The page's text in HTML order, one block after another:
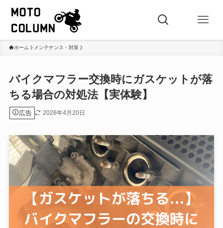
ホーム メンテナンス・対策
バイクマフラー交換時にガスケットが落
ちる場合の対処法【実体験】
広告 2026年4月20日